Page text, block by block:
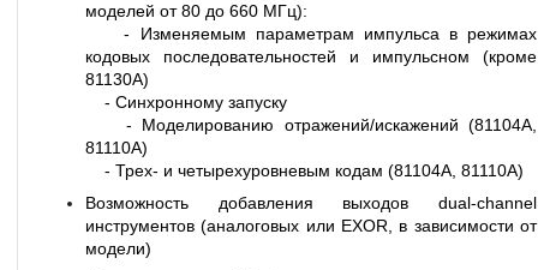
моделей от 80 до 660 МГц):
- Изменяемым параметрам импульса в режимах
кодовых последовательностей и импульсном (кроме
81130А)
- Синхронному запуску
- Моделированию отражений/искажений (81104А,
81110А)
- Трех- и четырехуровневым кодам (81104А, 81110А)
Возможность добавления выходов dual-channel
инструментов (аналоговых или EXOR, в зависимости от
модели)